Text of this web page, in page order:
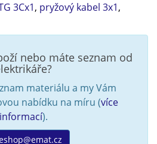
3Cx1, pryžový kabel 3x1,
nebo máte seznam od
materiálu a my Vám
nabídku na míru (více
informací).